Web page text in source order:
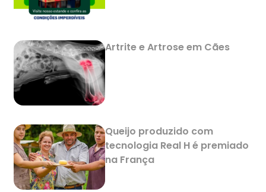
Artrite e Artrose em Cães
Queijo produzido com
tecnologia Real H é premiado
na França